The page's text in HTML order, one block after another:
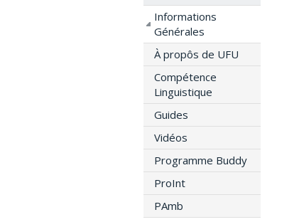
Informations
Générales
À propôs de UFU
Compétence
Linguistique
Guides
Vidéos
Programme Buddy
ProInt
PAmb